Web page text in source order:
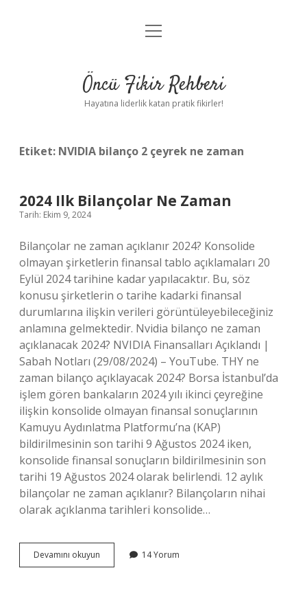
Anasayfa
Yasal Uyarı
menüyü
Öncü Fikir Rehberi
Hayatına liderlik katan pratik fikirler!
Etiket: NVIDIA bilanço 2 çeyrek ne zaman
2024 Ilk Bilançolar Ne Zaman
Tarih: Ekim 9, 2024
Bilançolar ne zaman açıklanır 2024? Konsolide
olmayan şirketlerin finansal tablo açıklamaları 20
Eylül 2024 tarihine kadar yapılacaktır. Bu, söz
konusu şirketlerin o tarihe kadarki finansal
durumlarına ilişkin verileri görüntüleyebileceğiniz
anlamına gelmektedir. Nvidia bilanço ne zaman
açıklanacak 2024? NVIDIA Finansalları Açıklandı |
Sabah Notları (29/08/2024) – YouTube. THY ne
zaman bilanço açıklayacak 2024? Borsa İstanbul’da
işlem gören bankaların 2024 yılı ikinci çeyreğine
ilişkin konsolide olmayan finansal sonuçlarının
Kamuyu Aydınlatma Platformu’na (KAP)
bildirilmesinin son tarihi 9 Ağustos 2024 iken,
konsolide finansal sonuçların bildirilmesinin son
tarihi 19 Ağustos 2024 olarak belirlendi. 12 aylık
bilançolar ne zaman açıklanır? Bilançoların nihai
olarak açıklanma tarihleri ​​konsolide…
Devamını okuyun
Ilk
14 Yorum